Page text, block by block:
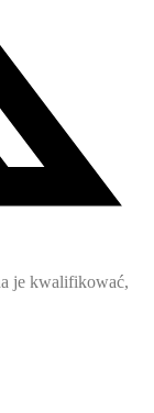
je kwalifikować,